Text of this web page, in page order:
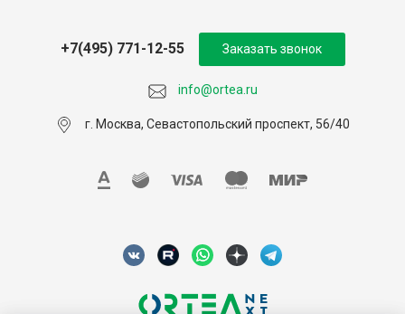
info@ortea.ru
+7(495) 771-12-55
г. Москва, Севастопольский проспект, 56/40
Заказать звонок